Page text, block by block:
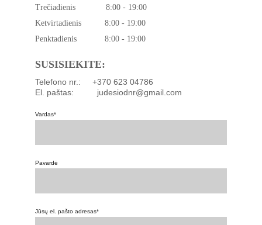
Telefono nr.:     +370 623 04786
El. paštas:          judesiodnr@gmail.com
Vardas*
Pavardė
Jūsų el. pašto adresas*
Trečiadienis             8:00 - 19:00
Ketvirtadienis          8:00 - 19:00
Penktadienis            8:00 - 19:00
SUSISIEKITE: